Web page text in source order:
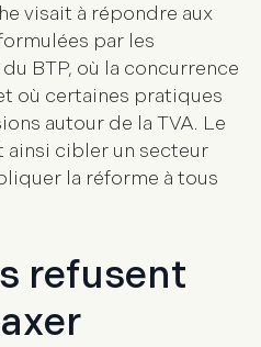
visait à répondre aux
par les
BTP, où la concurrence
où certaines pratiques
autour de la TVA. Le
ainsi cibler un secteur
la réforme à tous
refusent